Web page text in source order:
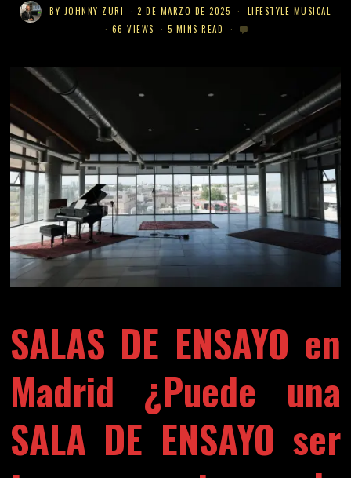
BY JOHNNY ZURI 2 DE MARZO DE 2025
LIFESTYLE MUSICAL
66 VIEWS
5 MINS READ
SALAS DE ENSAYO en
Madrid ¿Puede una
SALA DE ENSAYO ser